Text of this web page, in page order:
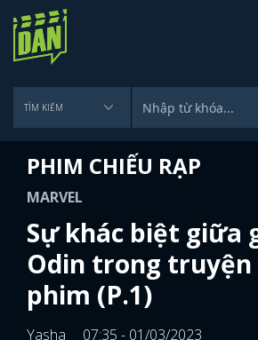
PHIM CHIẾU RẠP
MARVEL
Sự khác biệt giữa
Odin trong
phim (P.1)
Yasha
07:35 - 01/03/2023